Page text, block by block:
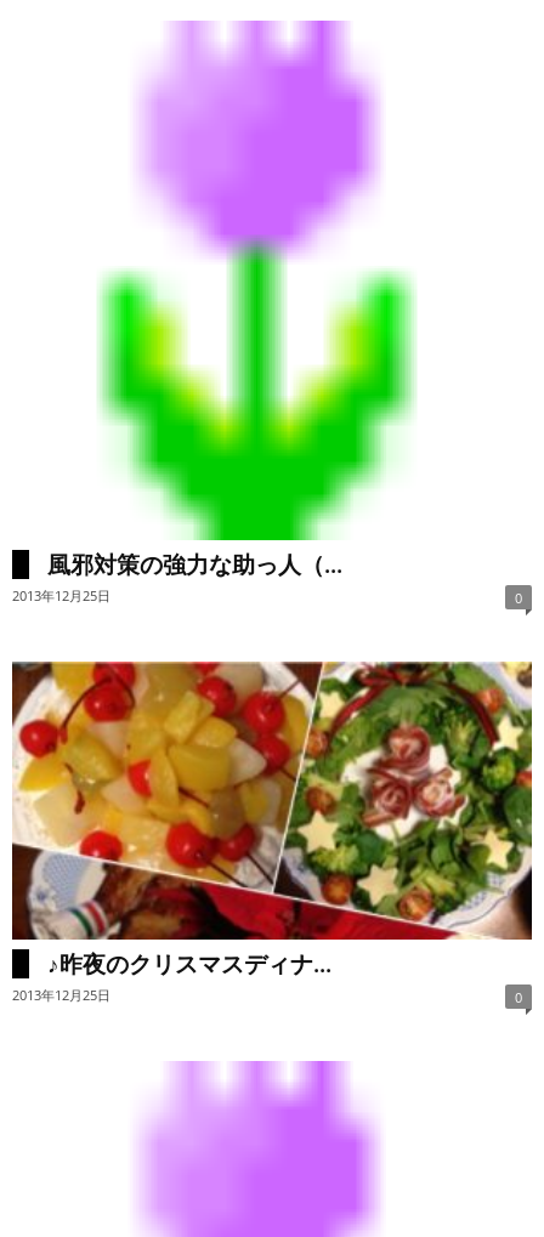
風邪対策の強力な助っ人（...
2013年12月25日 0
♪昨夜のクリスマスディナ...
2013年12月25日 0